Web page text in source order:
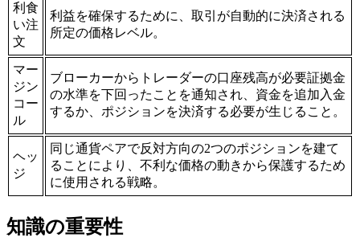
利食
い注
文
利益を確保するために、取引が自動的に決済される
所定の価格レベル。
マー
ジン
コー
ル
ブローカーからトレーダーの口座残高が必要証拠金
の水準を下回ったことを通知され、資金を追加入金
するか、ポジションを決済する必要が生じること。
ヘッ
ジ
同じ通貨ペアで反対方向の2つのポジションを建て
ることにより、不利な価格の動きから保護するため
に使用される戦略。
知識の重要性